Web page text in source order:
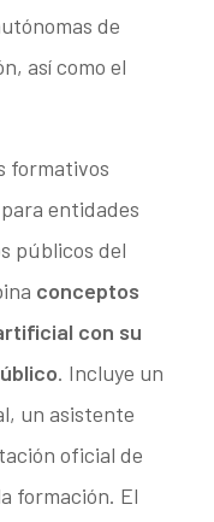
de
así como el
formativos
entidades
públicos del
conceptos
con su
. Incluye un
un asistente
oficial de
formación. El